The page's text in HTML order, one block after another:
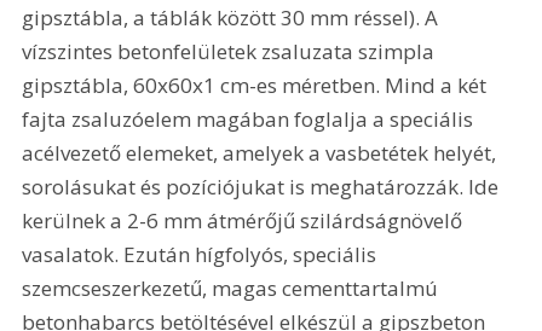
gipsztábla, a táblák között 30 mm réssel). A
vízszintes betonfelületek zsaluzata szimpla
gipsztábla, 60x60x1 cm-es méretben. Mind a két
fajta zsaluzóelem magában foglalja a speciális
acélvezető elemeket, amelyek a vasbetétek helyét,
sorolásukat és pozíciójukat is meghatározzák. Ide
kerülnek a 2-6 mm átmérőjű szilárdságnövelő
vasalatok. Ezután hígfolyós, speciális
szemcseszerkezetű, magas cementtartalmú
betonhabarcs betöltésével elkészül a gipszbeton